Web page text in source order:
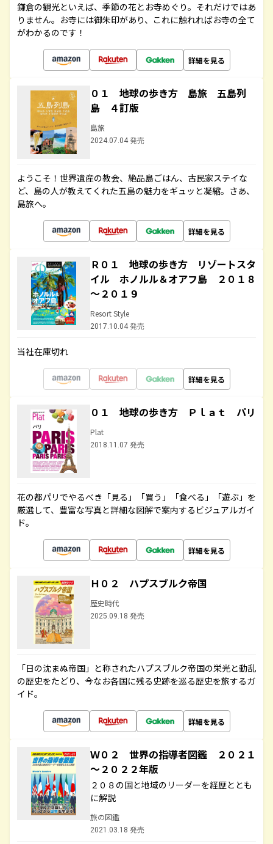
鎌倉の観光といえば、季節の花とお寺めぐり。それだけではあ
りません。お寺には御朱印があり、これに触れればお寺の全て
がわかるのです！
詳細を見る
０１ 地球の歩き方 島旅 五島列
島 ４訂版
島旅
2024.07.04 発売
ようこそ！世界遺産の教会、絶品島ごはん、古民家ステイな
ど、島の人が教えてくれた五島の魅力をギュッと凝縮。さあ、
島旅へ。
詳細を見る
Ｒ０１ 地球の歩き方 リゾートスタ
イル ホノルル＆オアフ島 ２０１８
～２０１９
Resort Style
2017.10.04 発売
当社在庫切れ
詳細を見る
０１ 地球の歩き方 Ｐｌａｔ パリ
Plat
2018.11.07 発売
花の都パリでやるべき「見る」「買う」「食べる」「遊ぶ」を
厳選して、豊富な写真と詳細な図解で案内するビジュアルガイ
ド。
詳細を見る
Ｈ０２ ハプスブルク帝国
歴史時代
2025.09.18 発売
「日の沈まぬ帝国」と称されたハプスブルク帝国の栄光と動乱
の歴史をたどり、今なお各国に残る史跡を巡る歴史を旅するガ
イド。
詳細を見る
Ｗ０２ 世界の指導者図鑑 ２０２１
～２０２２年版
２０８の国と地域のリーダーを経歴ととも
に解説
旅の図鑑
2021.03.18 発売